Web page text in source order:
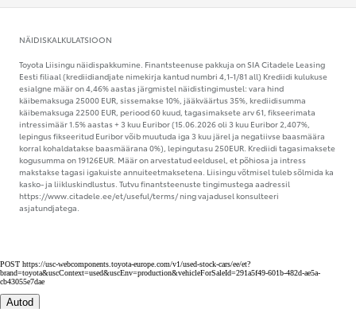
NÄIDISKALKULATSIOON
Toyota Liisingu näidispakkumine. Finantsteenuse pakkuja on SIA Citadele Leasing
Eesti filiaal (krediidiandjate nimekirja kantud numbri 4,1-1/81 all) Krediidi kulukuse
esialgne määr on 4,46% aastas järgmistel näidistingimustel: vara hind
käibemaksuga 25000 EUR, sissemakse 10%, jääkväärtus 35%, krediidisumma
käibemaksuga 22500 EUR, periood 60 kuud, tagasimaksete arv 61, fikseerimata
intressimäär 1.5% aastas + 3 kuu Euribor (15.06.2026 oli 3 kuu Euribor 2,407%,
lepingus fikseeritud Euribor võib muutuda iga 3 kuu järel ja negatiivse baasmäära
korral kohaldatakse baasmäärana 0%), lepingutasu 250EUR. Krediidi tagasimaksete
kogusumma on 19126EUR. Määr on arvestatud eeldusel, et põhiosa ja intress
makstakse tagasi igakuiste annuiteetmaksetena. Liisingu võtmisel tuleb sõlmida ka
kasko- ja liikluskindlustus. Tutvu finantsteenuste tingimustega aadressil
https://www.citadele.ee/et/useful/terms/ ning vajadusel konsulteeri
asjatundjatega.
POST https://usc-webcomponents.toyota-europe.com/v1/used-stock-cars/ee/et?
brand=toyota&uscContext=used&uscEnv=production&vehicleForSaleId=291a5f49-601b-482d-ae5a-
cb43055e7dae
Autod